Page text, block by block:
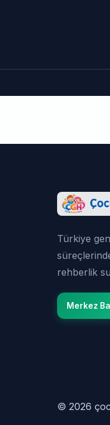
Türkiye
rehberlik
Merkez
© 2026